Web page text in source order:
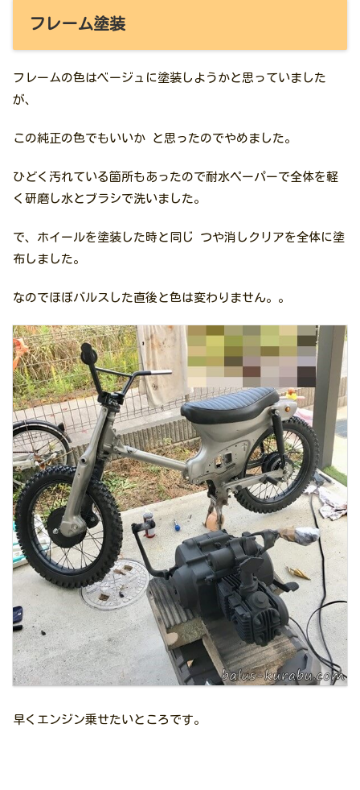
フレーム塗装
フレームの色はベージュに塗装しようかと思っていました
が、
この純正の色でもいいか と思ったのでやめました。
ひどく汚れている箇所もあったので耐水ペーパーで全体を軽
く研磨し水とブラシで洗いました。
で、ホイールを塗装した時と同じ つや消しクリアを全体に塗
布しました。
なのでほぼバルスした直後と色は変わりません。。
早くエンジン乗せたいところです。